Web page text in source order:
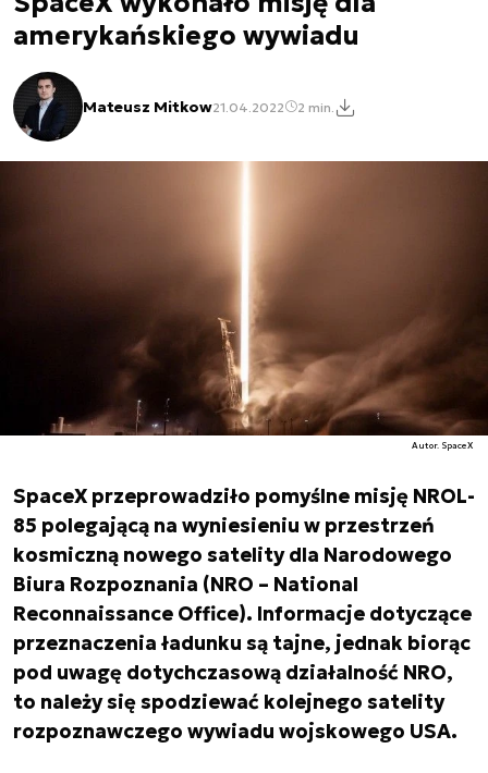
amerykańskiego wywiadu
Mateusz Mitkow21.04.2022 2 min.
Autor. SpaceX
SpaceX przeprowadziło pomyślne misję NROL-
85 polegającą na wyniesieniu w przestrzeń
kosmiczną nowego satelity dla Narodowego
Biura Rozpoznania (NRO – National
Reconnaissance Office). Informacje dotyczące
przeznaczenia ładunku są tajne, jednak biorąc
pod uwagę dotychczasową działalność NRO,
to należy się spodziewać kolejnego satelity
rozpoznawczego wywiadu wojskowego USA.